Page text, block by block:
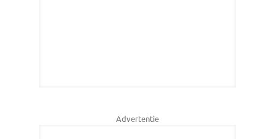
Advertentie